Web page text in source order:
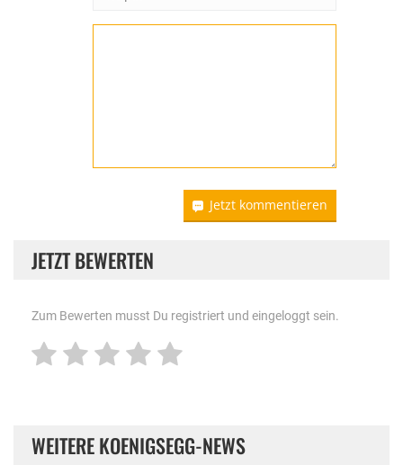
Jetzt kommentieren
JETZT BEWERTEN
Zum Bewerten musst Du registriert und eingeloggt sein.
WEITERE KOENIGSEGG-NEWS